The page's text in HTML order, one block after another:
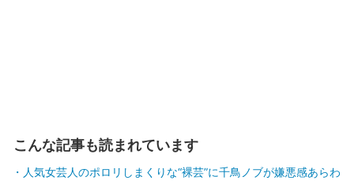
こんな記事も読まれています
人気女芸人のポロリしまくりな“裸芸”に千鳥ノブが嫌悪感あらわ